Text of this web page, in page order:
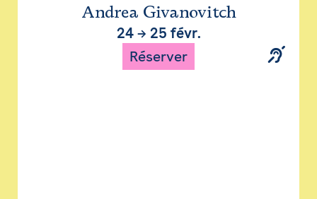
Andrea Givanovitch
24→ 25 févr.
Réserver